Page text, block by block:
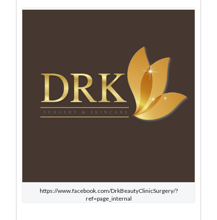
https://www.facebook.com/DrkBeautyClinicSurgery/?
ref=page_internal